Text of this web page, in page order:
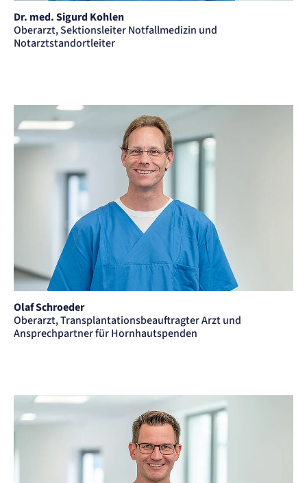
Dr. med. Sigurd Kohlen
Oberarzt, Sektionsleiter Notfallmedizin und
Notarztstandortleiter
Olaf Schroeder
Oberarzt, Transplantationsbeauftragter Arzt und
Ansprechpartner für Hornhautspenden